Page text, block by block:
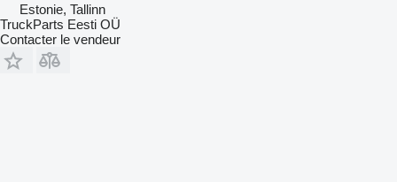
Estonie, Tallinn
TruckParts Eesti OÜ
Contacter le vendeur